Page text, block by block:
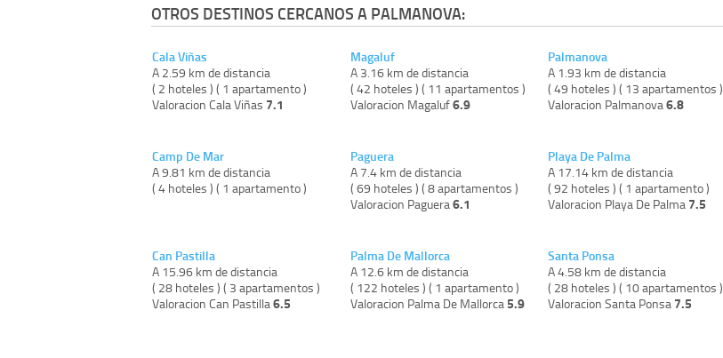
OTROS DESTINOS CERCANOS A PALMANOVA:
Cala Viñas
A 2.59 km de distancia
( 2 hoteles ) ( 1 apartamento )
Valoracion Cala Viñas 7.1
Camp De Mar
A 9.81 km de distancia
( 4 hoteles ) ( 1 apartamento )
Can Pastilla
A 15.96 km de distancia
( 28 hoteles ) ( 3 apartamentos )
Valoracion Can Pastilla 6.5
Magaluf
A 3.16 km de distancia
( 42 hoteles ) ( 11 apartamentos )
Valoracion Magaluf6.9
Paguera
A 7.4 km de distancia
( 69 hoteles ) ( 8 apartamentos )
Valoracion Paguera 6.1
Palma De Mallorca
A 12.6 km de distancia
( 122 hoteles ) ( 1 apartamento )
Valoracion Palma De Mallorca 5.9
Palmanova
A 1.93 km de distancia
( 49 hoteles ) ( 13 apartamentos )
Valoracion Palmanova6.8
Playa De Palma
A 17.14 km de distancia
( 92 hoteles ) ( 1 apartamento )
Valoracion Playa De Palma 7.5
Santa Ponsa
A 4.58 km de distancia
( 28 hoteles ) ( 10 apartamentos )
Valoracion Santa Ponsa 7.5